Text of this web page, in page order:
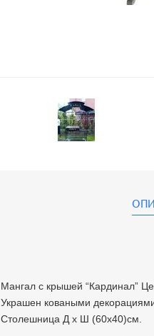
Мангал с крышей “Кардинал”
Украшен коваными
Столешница Д х Ш (60х40)см.